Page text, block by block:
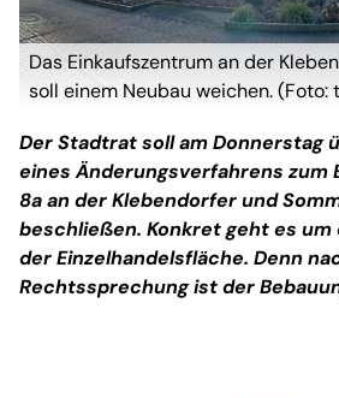
Das Einkaufszentrum an der
soll einem Neubau weichen. (Foto:
Der Stadtrat soll am Donnerstag
eines Änderungsverfahrens zum
8a an der Klebendorfer und
beschließen. Konkret geht es um
der Einzelhandelsfläche. Denn
Rechtssprechung ist der